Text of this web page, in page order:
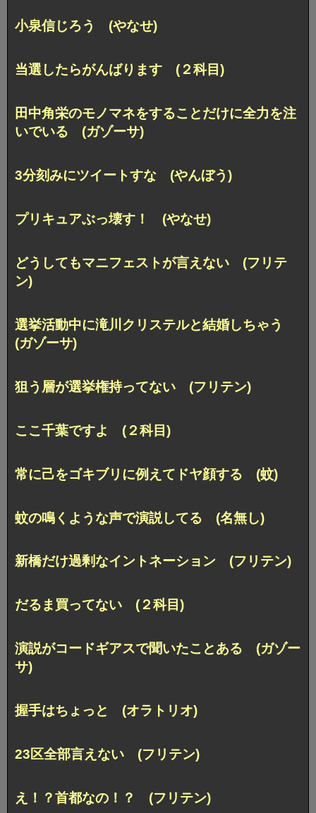
小泉信じろう (やなせ)
当選したらがんばります (２科目)
田中角栄のモノマネをすることだけに全力を注
いでいる (ガゾーサ)
3分刻みにツイートすな (やんぼう)
プリキュアぶっ壊す！ (やなせ)
どうしてもマニフェストが言えない (フリテ
ン)
選挙活動中に滝川クリステルと結婚しちゃう
(ガゾーサ)
狙う層が選挙権持ってない (フリテン)
ここ千葉ですよ (２科目)
常に己をゴキブリに例えてドヤ顔する (蚊)
蚊の鳴くような声で演説してる (名無し)
新橋だけ過剰なイントネーション (フリテン)
だるま買ってない (２科目)
演説がコードギアスで聞いたことある (ガゾー
サ)
握手はちょっと (オラトリオ)
23区全部言えない (フリテン)
え！？首都なの！？ (フリテン)